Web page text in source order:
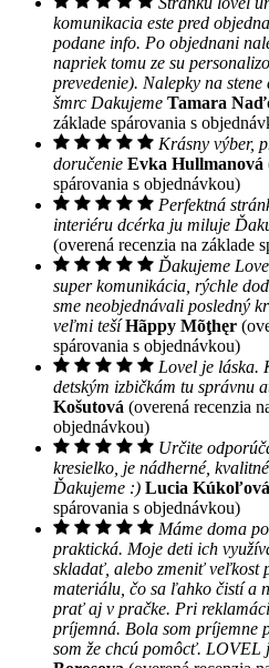
komunikacia este pred
podane info. Po objednani
napriek tomu ze su
prevedenie). Nalepky na
šmrc Dakujeme Tamara
základe spárovania s
Krásny výber,
doručenie Evka Hullmanová
spárovania s objednávkou)
Perfektná
interiéru dcérka ju miluje
(overená recenzia na základe
Ďakujeme
super komunikácia, rýchle
sme neobjednávali posledný
veľmi tešíHãppy Mõţhęr
spárovania s objednávkou)
Lovel je láska.
detským izbičkám tu správnu
Košutová (overená recenzia
objednávkou)
Určite
kresielko, je nádherné,
Ďakujeme :) Lucia Kúkoľová
spárovania s objednávkou)
Máme doma
praktická. Moje deti ich
skladať, alebo zmeniť veľkost
materiálu, čo sa ľahko čistí a
prať aj v pračke. Pri
príjemná. Bola som príjemne
som že chcú pomôcť. LOVEL